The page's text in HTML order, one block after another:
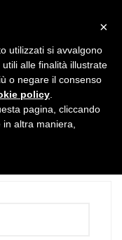
×
utilizzati si avvalgono
alle finalità illustrate
o negare il consenso
policy
pagina, cliccando
altra maniera,